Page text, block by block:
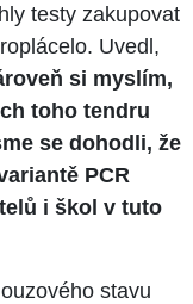
testy zakupovat
Uvedl,
si myslím,
toho tendru
se dohodli, že
PCR
i škol v tuto
stavu